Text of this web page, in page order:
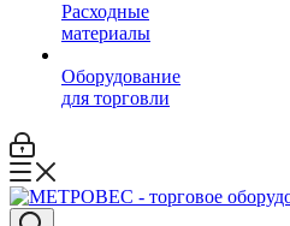
Расходные
материалы
Оборудование
для торговли